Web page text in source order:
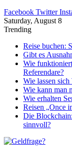
Facebook Twitter
Saturday, August 8
Trending
Reise buchen:
Gibt es
Wie
Referendare?
Wie lassen
Wie kann man
Wie erhalten
Reisen „Once
Die
sinnvoll?